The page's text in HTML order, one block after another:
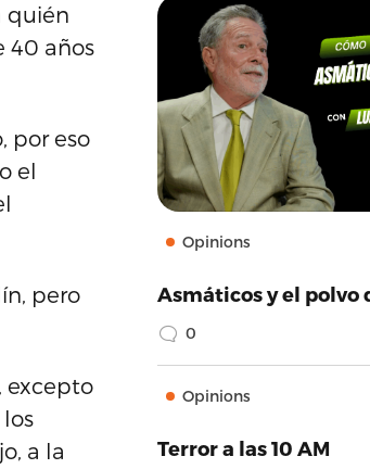
quién
40 años
por eso
el
pero
excepto
a la
Opinions
Asmáticos y el polvo
0
Opinions
Terror a las 10 AM